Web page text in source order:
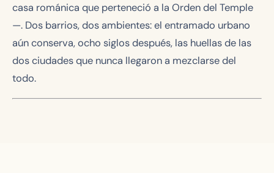
casa románica que perteneció a la Orden del Temple
—. Dos barrios, dos ambientes: el entramado urbano
aún conserva, ocho siglos después, las huellas de las
dos ciudades que nunca llegaron a mezclarse del
todo.